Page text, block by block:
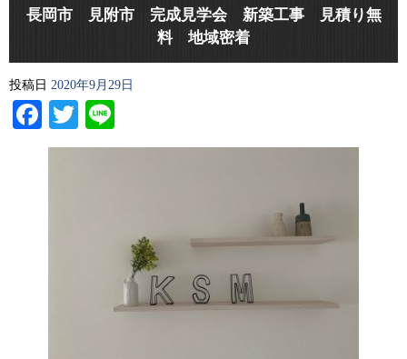
長岡市 見附市 完成見学会 新築工事 見積り無
料 地域密着
投稿日 2020年9月29日
Facebook
Twitter